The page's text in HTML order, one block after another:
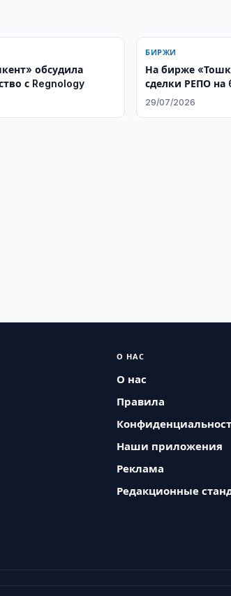
обсудила
с Regnology
БИРЖИ
На бирже
сделки РЕПО на
29/07/2026
О НАС
О нас
Правила
Наши приложения
Реклама
Редакционные